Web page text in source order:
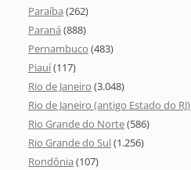
Paraíba (262)
Paraná (888)
Pernambuco (483)
Piauí(117)
Rio de Janeiro (3.048)
Rio de Janeiro (antigo Estado do RJ)
Rio Grande do Norte(586)
Rio Grande do Sul(1.256)
Rondônia (107)